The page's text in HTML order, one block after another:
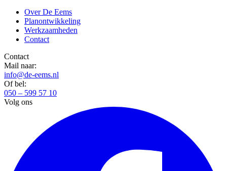
Over De Eems
Planontwikkeling
Werkzaamheden
Contact
Contact
Mail naar:
info@de-eems.nl
Of bel:
050 – 599 57 10
Volg ons